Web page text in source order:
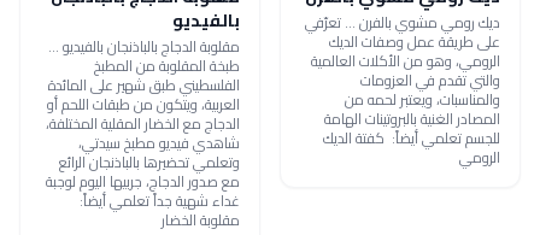
ديك رومي مشوي بالفرن ... تعرّفي
على طريقة عمل وصفات الديك
الرومي، وهو من الأكلات العالمية
والتي تقدم في العزومات
والمناسبات، ويعتبر لحمه من
المصادر الغنية بالبروتينات الهامة
للجسم تعلمي أيضاً: كفتة الديك
الرومي
بالفيديو
مقلوبة الدجاج بالباذنجان بالفيديو ...
طبخة المقلوبة من المطبخ
الفلسطيني طبق شهير على المائدة
العربية، ويتكون من طبقات اللحم أو
الدجاج مع الخضار المقلية المختلفة،
شاهدي فيديو مطبخ سيدتي،
وتعلمي تحضيرها بالباذنجان الرائع
مع صدور الدجاج، جربيها اليوم لوجبة
غداء شهية جداً تعلمي أيضاً:
مقلوبة الخضار